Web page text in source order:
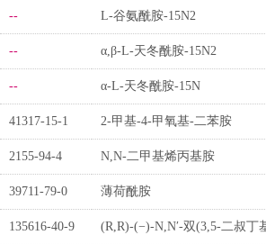
-- L-谷氨酰胺-15N2
-- α,β-L-天冬酰胺-15N2
-- α-L-天冬酰胺-15N
41317-15-1 2-甲基-4-甲氧基-二苯胺
2155-94-4 N,N-二甲基烯丙基胺
39711-79-0 薄荷酰胺
135616-40-9 (R,R)-(−)-N,N′-双(3,5-二叔